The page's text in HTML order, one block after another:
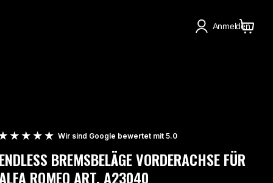
Anmelden
Wir sind Google bewertet mit 5.0
ENDLESS BREMSBELÄGE VORDERACHSE FÜR
ROMEO ART. A23040